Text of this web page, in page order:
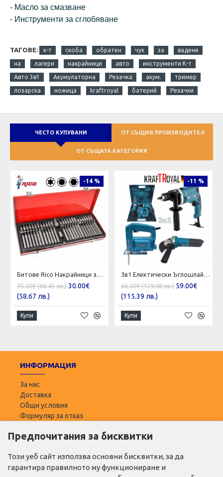
- Масло за смазване
- Инструменти за сглобяване
ТАГОВЕ: к-т скоба обратен чук за вадене
на лагери накрайници авто инструменти К-т
Авто 3в1 Акумулаторна Резачка акум. тример
лозарска ножица kraftroyal батерий Резачки
ЧЕСТО КУПУВАНИ ОТ СЪЩИЯ ПРОИЗВОДИТЕЛ
ОТ СЪЩАТА КАТЕГОРИЯ
-14 %
Битове Rico Накрайници за гедоре к-т 54 части
35.00€ (68.45 лв.) 30.00€
(58.67 лв.)
Купи
-11 %
3в1 Електически Ъглошлайф Бормашина и Зеге KRAFTROYAL Комплект
66.00€ (129.08 лв.) 59.00€
(115.39 лв.)
Купи
ИНФОРМАЦИЯ
За нас
Доставка
Общи условия
Формуляр за отказ
ПОТРЕБИТЕЛ
Моят профил
Предпочитания за бисквитки
Този уеб сайт използва основни бисквитки, за да
гарантира правилното му функциониране и